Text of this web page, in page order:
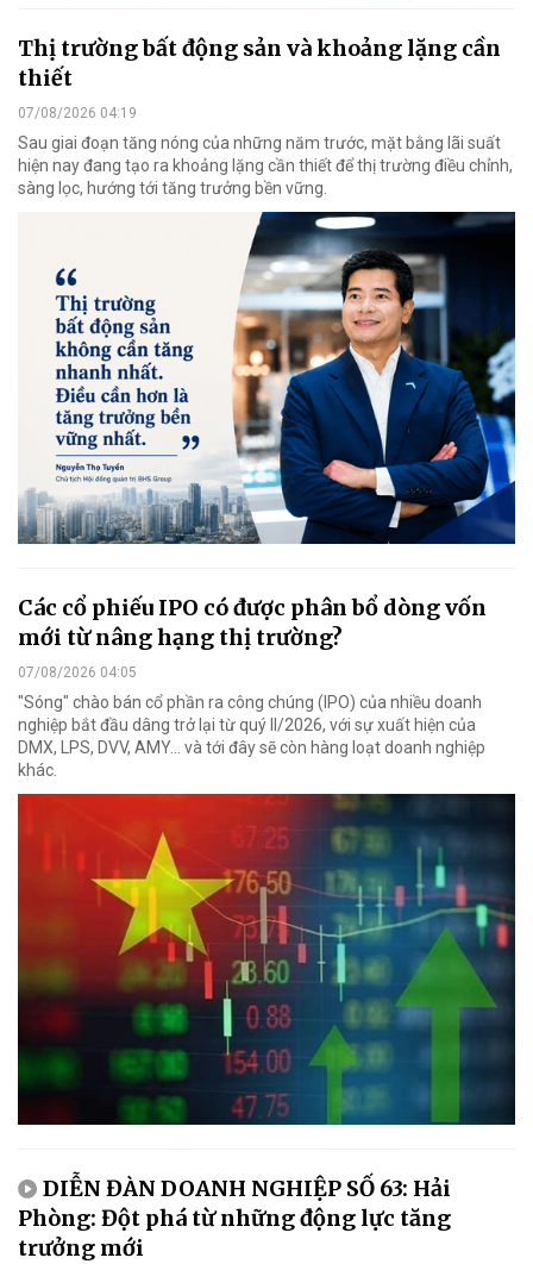
Thị trường bất động sản và khoảng lặng cần
thiết
07/08/2026 04:19
Sau giai đoạn tăng nóng của những năm trước, mặt bằng lãi suất
hiện nay đang tạo ra khoảng lặng cần thiết để thị trường điều chỉnh,
sàng lọc, hướng tới tăng trưởng bền vững.
Các cổ phiếu IPO có được phân bổ dòng vốn
mới từ nâng hạng thị trường?
07/08/2026 04:05
"Sóng" chào bán cổ phần ra công chúng (IPO) của nhiều doanh
nghiệp bắt đầu dâng trở lại từ quý II/2026, với sự xuất hiện của
DMX, LPS, DVV, AMY... và tới đây sẽ còn hàng loạt doanh nghiệp
khác.
DIỄN ĐÀN DOANH NGHIỆP SỐ 63: Hải
Phòng: Đột phá từ những động lực tăng
trưởng mới